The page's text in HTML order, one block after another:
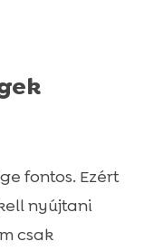
fontos. Ezért
nyújtani
csak